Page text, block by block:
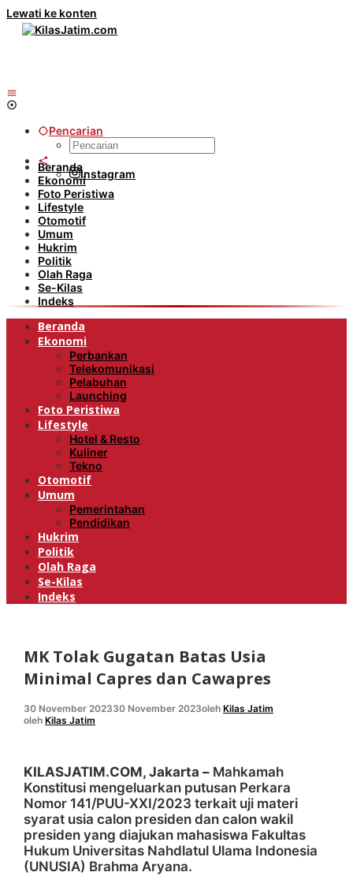
Lewati ke konten
Pencarian
Instagram
Beranda
Ekonomi
Foto Peristiwa
Lifestyle
Otomotif
Umum
Hukrim
Politik
Olah Raga
Se-Kilas
Indeks
Beranda
Ekonomi
Perbankan
Telekomunikasi
Pelabuhan
Launching
Foto Peristiwa
Lifestyle
Hotel & Resto
Kuliner
Tekno
Otomotif
Umum
Pemerintahan
Pendidikan
Hukrim
Politik
Olah Raga
Se-Kilas
Indeks
MK Tolak Gugatan Batas Usia
Minimal Capres dan Cawapres
30 November 202330 November 2023oleh Kilas Jatim
oleh Kilas Jatim
KILASJATIM.COM, Jakarta – Mahkamah
Konstitusi mengeluarkan putusan Perkara
Nomor 141/PUU-XXI/2023 terkait uji materi
syarat usia calon presiden dan calon wakil
presiden yang diajukan mahasiswa Fakultas
Hukum Universitas Nahdlatul Ulama Indonesia
(UNUSIA) Brahma Aryana.